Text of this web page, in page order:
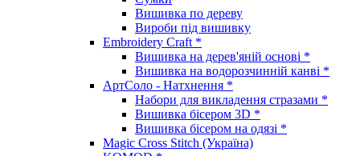
Вишивка по дереву
Вироби під вишивку
Embroidery Craft *
Вишивка на дерев'яній основі *
Вишивка на водорозчинній канві *
АртСоло - Натхнення *
Набори для викладення стразами *
Вишивка бісером 3D *
Вишивка бісером на одязі *
Magic Cross Stitch (Україна)